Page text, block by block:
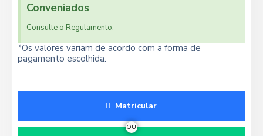
Conveniados
Consulte o Regulamento.
*Os valores variam de acordo com a forma de
pagamento escolhida.
Matricular
OU